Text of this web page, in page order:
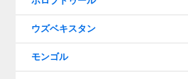
ウズベキスタン
モンゴル